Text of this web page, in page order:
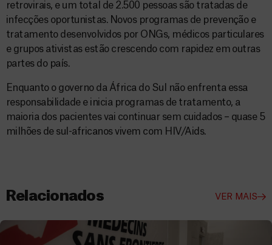
retrovirais, e um total de 2.500 pessoas são tratadas de
infecções oportunistas. Novos programas de prevenção e
tratamento desenvolvidos por ONGs, médicos particulares
e grupos ativistas estão crescendo com rapidez em outras
partes do país.
Enquanto o governo da África do Sul não enfrenta essa
responsabilidade e inicia programas de tratamento, a
maioria dos pacientes vai continuar sem cuidados – quase 5
milhões de sul-africanos vivem com HIV/Aids.
Relacionados VER MAIS